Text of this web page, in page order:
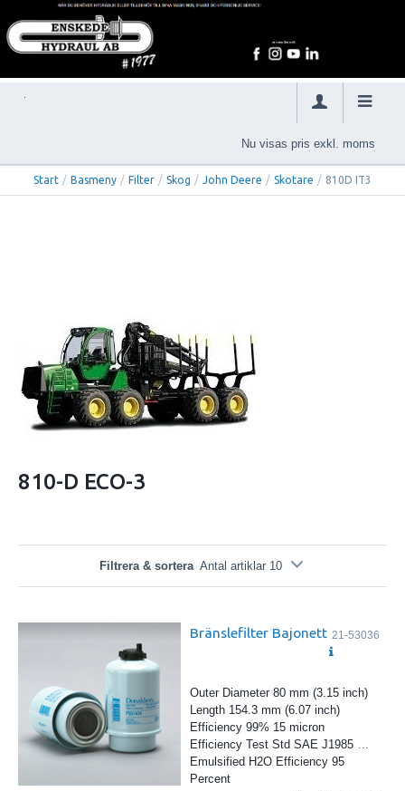
Nu visas pris exkl. moms
Start / Basmeny / Filter / Skog / John Deere / Skotare / 810D IT3
810-D ECO-3
Filtrera & sortera Antal artiklar 10
Bränslefilter Bajonett 21-53036
Outer Diameter 80 mm (3.15 inch)
Length 154.3 mm (6.07 inch)
Efficiency 99% 15 micron
Efficiency Test Std SAE J1985
Emulsified H2O Efficiency 95
Percent